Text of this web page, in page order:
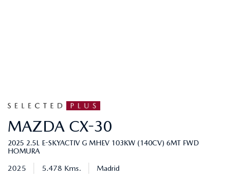
MAZDA CX-30
2025 2.5L E-SKYACTIV G MHEV 103KW (140CV) 6MT FWD
HOMURA
2025 5.478 Kms. Madrid